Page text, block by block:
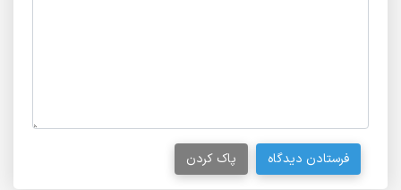
فرستادن دیدگاه پاک کردن